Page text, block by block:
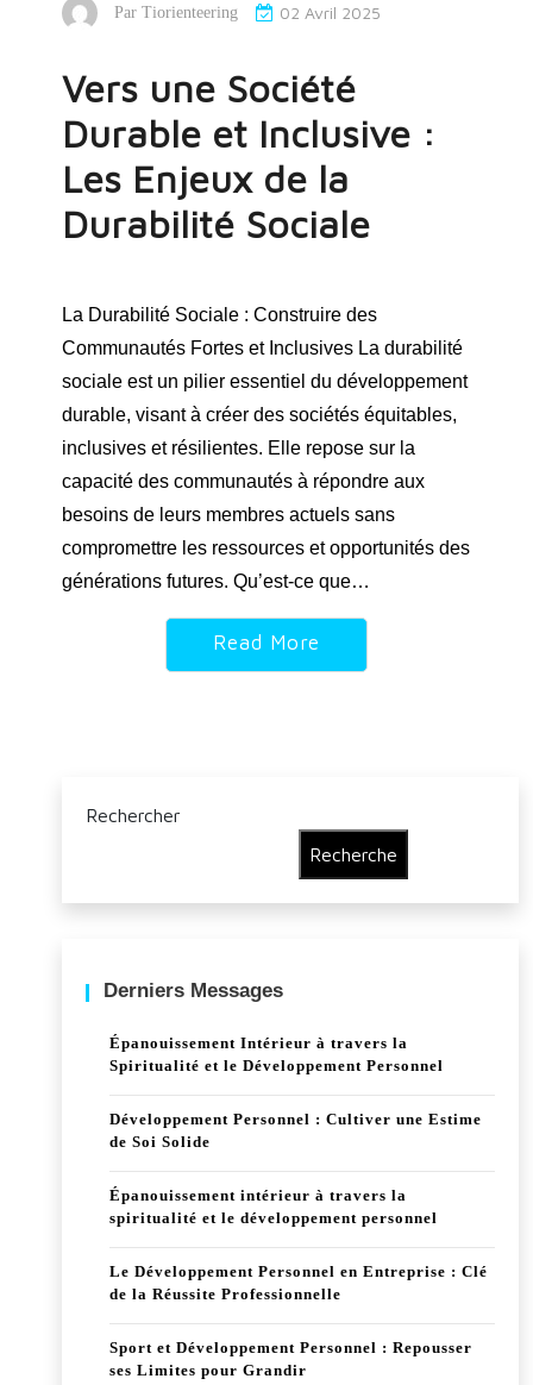
Par Tiorienteering 02 Avril 2025
Vers une Société
Durable et Inclusive :
Les Enjeux de la
Durabilité Sociale
La Durabilité Sociale : Construire des
Communautés Fortes et Inclusives La durabilité
sociale est un pilier essentiel du développement
durable, visant à créer des sociétés équitables,
inclusives et résilientes. Elle repose sur la
capacité des communautés à répondre aux
besoins de leurs membres actuels sans
compromettre les ressources et opportunités des
générations futures. Qu’est-ce que…
Read More
Rechercher
Recherche
Derniers Messages
Épanouissement Intérieur à travers la
Spiritualité et le Développement Personnel
Développement Personnel : Cultiver une Estime
de Soi Solide
Épanouissement intérieur à travers la
spiritualité et le développement personnel
Le Développement Personnel en Entreprise : Clé
de la Réussite Professionnelle
Sport et Développement Personnel : Repousser
ses Limites pour Grandir